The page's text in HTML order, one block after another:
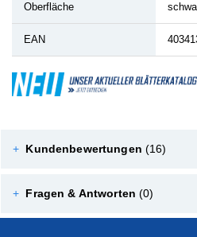
Oberfläche
EAN
+ Kundenbewertungen (16)
+ Fragen & Antworten (0)